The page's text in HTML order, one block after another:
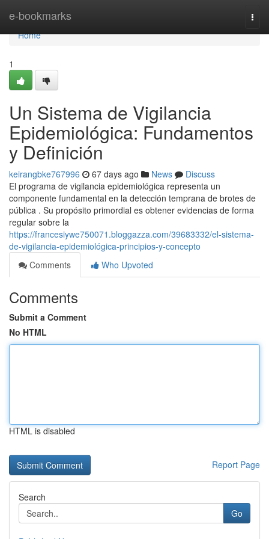
e-bookmarks
Home
Home
1
Un Sistema de Vigilancia
Epidemiológica: Fundamentos
y Definición
keirangbke767996 67 days ago News
Discuss
El programa de vigilancia epidemiológica representa un
componente fundamental en la detección temprana de brotes de
pública . Su propósito primordial es obtener evidencias de forma
regular sobre la
https://francesiywe750071.bloggazza.com/39683332/el-sistema-
de-vigilancia-epidemiológica-principios-y-concepto
Comments
Who Upvoted
Comments
Submit a Comment
No HTML
HTML is disabled
Report Page
Search
Go